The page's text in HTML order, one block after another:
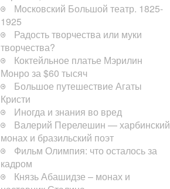
Московский Большой театр. 1825-
1925
Радость творчества или муки
творчества?
Коктейльное платье Мэрилин
Монро за $60 тысяч
Большое путешествие Агаты
Кристи
Иногда и знания во вред
Валерий Перелешин — харбинский
монах и бразильский поэт
Фильм Олимпия: что осталось за
кадром
Князь Абашидзе – монах и